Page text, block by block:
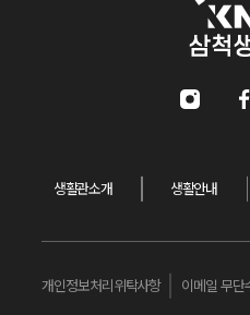
생활관소개 생활안내
개인정보처리위탁사항 이메일 무단